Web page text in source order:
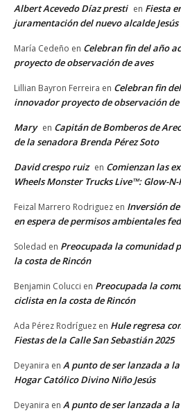
Albert Acevedo Díaz presti en Fiesta
juramentación del nuevo alcalde Jesús
María Cedeño en Celebran fin del año
proyecto de observación de aves
Lillian Bayron Ferreira en Celebran fin
innovador proyecto de observación de
Mary en Capitán de Bomberos de
de la senadora Brenda Pérez Soto
David crespo ruiz en Comienzan las
Wheels Monster Trucks Live™: Glow-N-
Feizal Marrero Rodriguez en Inversión
en espera de permisos ambientales
Soledad en Preocupada la comunidad
la costa de Rincón
Benjamin Colucci en Preocupada la
ciclista en la costa de Rincón
Ada Pérez Rodríguez en Hule regresa
Fiestas de la Calle San Sebastián 2025
Deyanira en A punto de ser lanzada a
Hogar Católico Divino Niño Jesús
Deyanira en A punto de ser lanzada a